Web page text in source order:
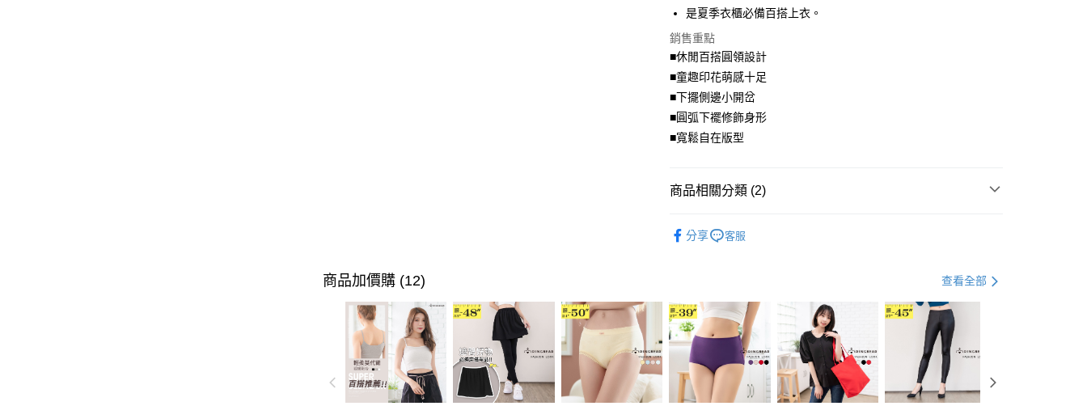
大哥付你分期
相關說明
【大哥付你分期使用說明】
1.本服務由台灣大哥大提供，台灣大哥大用戶可立即使用無須另外申請。
2.付款方式選擇「大哥付你分期」，訂單成立後會自動跳轉到大哥付的交易
流程，驗證手機門號後，選擇欲分期的期數、繳款截止日，確認付款後即
完成交易。
3.實際核准額度、可分期數及費用金額請依後續交易確認頁面所載為準。
4.訂單成立30分鐘內，如未前往確認交易或遇審核未通過，訂單將自動取
【繳款方式說明】
1.分期款項不併入電信帳單，「大哥付你分期」於每月結算日後寄送繳費提
帳／街口支付／iPASS MONEY」等通路繳費。
1.本服務係由「台灣大哥大股份有限公司」（以下簡稱本公司）所提供，讓
款買賣價金債權讓與本公司後，依約使用本公司帳單繳交帳款。
2.基於同意付款使用「大哥付你分期」之契約關係目的，商店將以您的個人
資料（包含姓名、電話或地址）提供予台灣大哥大進項蒐集、處理及利
用，由本公司與您本人進行分期帳單所需資料之確認、核對及更正。
3.完整用戶服務條款，請詳閱以下連結：
https://oppay.tw/userRule
ATM付款
運送方式
全家取貨付款
付款後全家取貨
付款後7-11取貨
每筆NT$70，滿NT$699(含以上)免運費
宅配
每筆NT$100，滿NT$1,000(含以上)免運費
是夏季衣櫃必備百搭上衣。
銷售重點
■休閒百搭圓領設計
■童趣印花萌感十足
■下擺側邊小開岔
■圓弧下襬修飾身形
■寬鬆自在版型
商品相關分類 (2)
分享 客服
商品加價購 (12) 查看全部